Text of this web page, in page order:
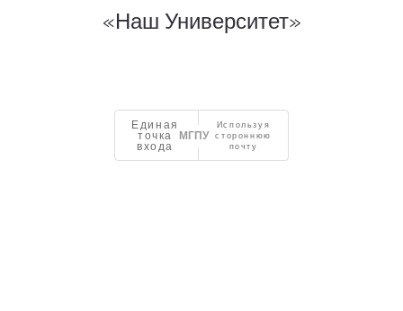
«Наш Университет»
Единая
точка
входа
Используя
стороннюю
почту